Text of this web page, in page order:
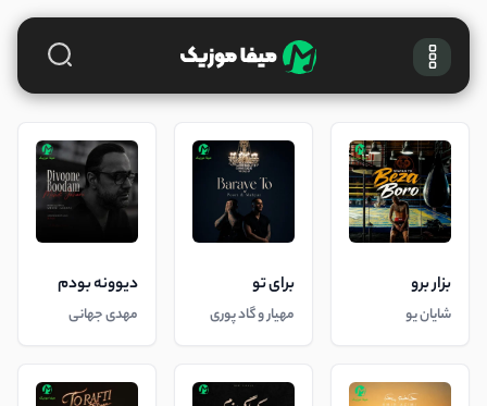
بزار برو
شایان یو
برای تو
مهیار و گاد پوری
دیوونه بودم
مهدی جهانی